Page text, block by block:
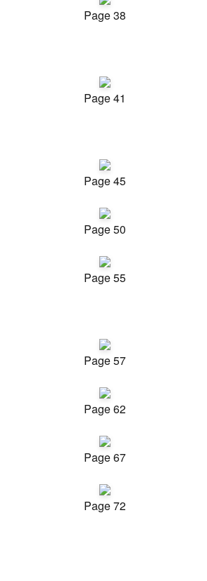
Page 38
Page 41
Page 45
Page 50
Page 55
Page 57
Page 62
Page 67
Page 72